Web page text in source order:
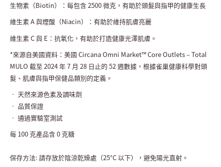
生物素（Biotin）：每包含 2500 微克，有助於頭髮與指甲的健康生長
維生素 A 與煙酸（Niacin）：有助於維持肌膚亮麗
維生素 C 與 E：抗氧化，有助於打造健康光澤肌膚。
*來源自美國資料：美國 Circana Omni Market™ Core Outlets – Total
MULO 截至 2024 年 7 月 28 日止的 52 週數據，根據雀巢健康科學對頭
髮、肌膚與指甲保健品類別的定義。
• 天然來源色素及調味劑
• 品質保證
• 通過實驗室測試
每 100 克產品含 0 克糖
保存方法: 請存放於陰涼乾燥處（25°C 以下），避免陽光直射。